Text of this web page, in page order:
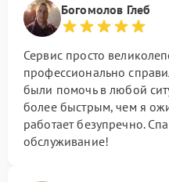
Богомолов Глеб
Сервис просто
профессионально
были помочь в любой
более быстрым, чем я
работает безупречно.
обслуживание!